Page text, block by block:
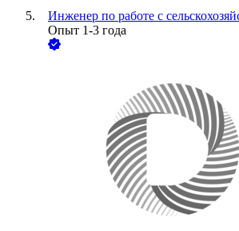
Инженер по работе с
Опыт 1-3 года